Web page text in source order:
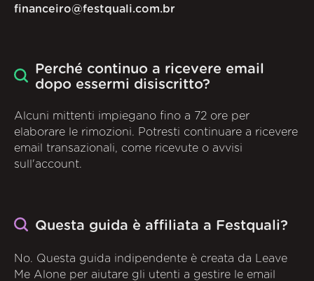
financeiro@festquali.com.br
Perché continuo a ricevere email
dopo essermi disiscritto?
Alcuni mittenti impiegano fino a 72 ore per
elaborare le rimozioni. Potresti continuare a ricevere
email transazionali, come ricevute o avvisi
sull'account.
Questa guida è affiliata a Festquali?
No. Questa guida indipendente è creata da Leave
Me Alone per aiutare gli utenti a gestire le email